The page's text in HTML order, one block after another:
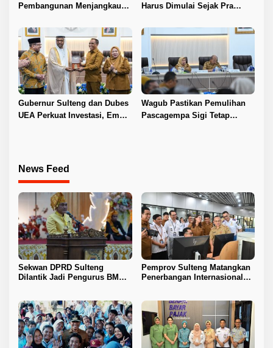
Pembangunan Menjangkau
Harus Dimulai Sejak Pra
Gubernur Sulteng dan Dubes
UEA Perkuat Investasi, Empat
Wagub Pastikan Pemulihan
Pascagempa Sigi Tetap
News Feed
Sekwan DPRD Sulteng
Dilantik Jadi Pengurus BMA
Pemprov Sulteng Matangkan
Penerbangan Internasional